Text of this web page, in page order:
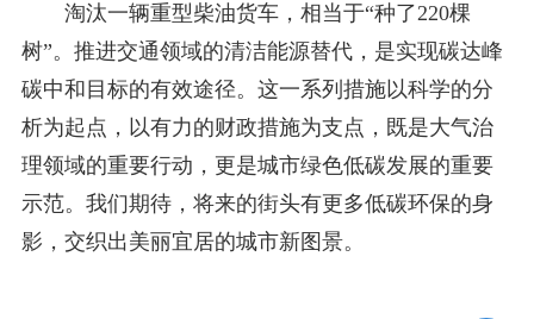
淘汰一辆重型柴油货车，相当于“种了220棵
树”。推进交通领域的清洁能源替代，是实现碳达峰
碳中和目标的有效途径。这一系列措施以科学的分
析为起点，以有力的财政措施为支点，既是大气治
理领域的重要行动，更是城市绿色低碳发展的重要
示范。我们期待，将来的街头有更多低碳环保的身
影，交织出美丽宜居的城市新图景。